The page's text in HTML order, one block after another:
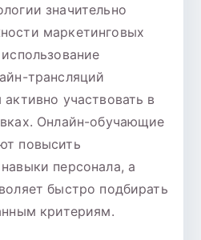
значительно
маркетинговых
трансляций
участвовать в
Онлайн-обучающие
повысить
персонала, а
быстро подбирать
критериям.